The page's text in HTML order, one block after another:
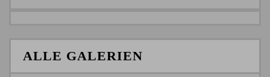
ALLE GALERIEN